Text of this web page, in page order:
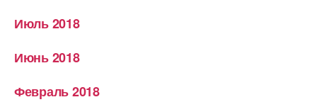
Июль 2018
Июнь 2018
Февраль 2018